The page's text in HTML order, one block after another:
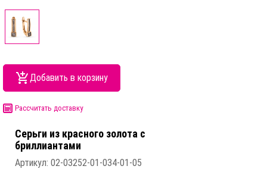
Добавить в корзину
Рассчитать доставку
Серьги из красного золота c
бриллиантами
Артикул: 02-03252-01-034-01-05